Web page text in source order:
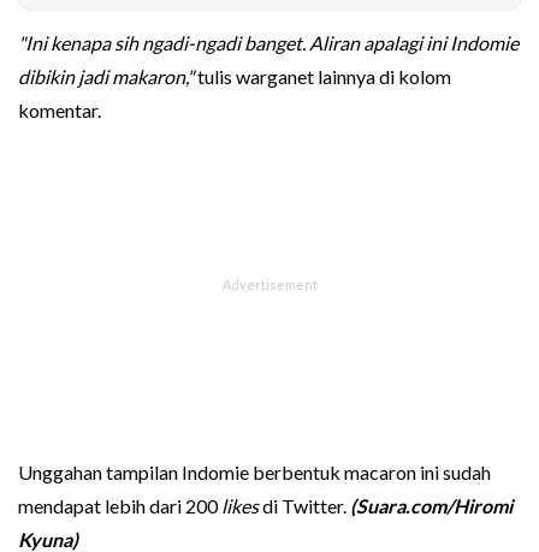
"Ini kenapa sih ngadi-ngadi banget. Aliran apalagi ini Indomie
dibikin jadi makaron,"tulis warganet lainnya di kolom
komentar.
Unggahan tampilan Indomie berbentuk macaron ini sudah
mendapat lebih dari 200likesdi Twitter. (Suara.com/Hiromi
Kyuna)